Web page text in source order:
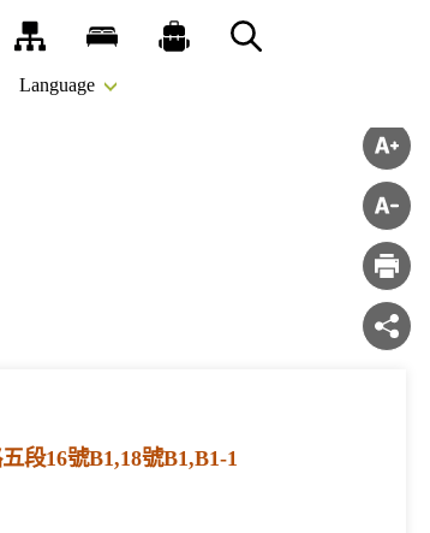
網站導覽 旅宿 推薦遊程
Language
段16號B1,18號B1,B1-1